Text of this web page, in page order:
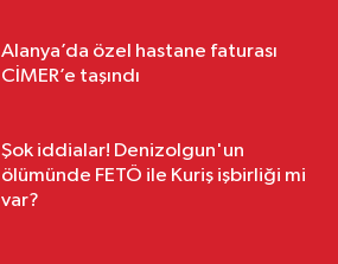
Gündem
16:12Kepez'de 2 bin 606 hastaya
Alanya’da özel hastane faturası
CİMER’e taşındı
Şok iddialar! Denizolgun'un
ölümünde FETÖ ile Kuriş işbirliği mi
var?